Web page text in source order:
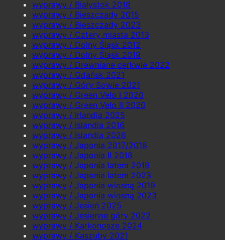
wyprawy / Białystok 2018
wyprawy / Bieszczady 2015
wyprawy / Bieszczady 2023
wyprawy / Cztery miasta 2013
wyprawy / Dolny Śląsk 2012
wyprawy / Dolny Śląsk 2019
wyprawy / Drewniane cerkwie 2022
wyprawy / Gdańsk 2021
wyprawy / Góry Sowie 2021
wyprawy / Green Velo I 2020
wyprawy / Green Velo II 2020
wyprawy / Irlandia 2025
wyprawy / Islandia 2016
wyprawy / Islandia 2026
wyprawy / Japonia 2017/2018
wyprawy / Japonia II 2018
wyprawy / Japonia latem 2019
wyprawy / Japonia latem 2023
wyprawy / Japonia wiosną 2019
wyprawy / Japonia wiosną 2023
wyprawy / Jesień 2025
wyprawy / Jesienne góry 2022
wyprawy / Karkonosze 2024
wyprawy / Kaszuby 2021